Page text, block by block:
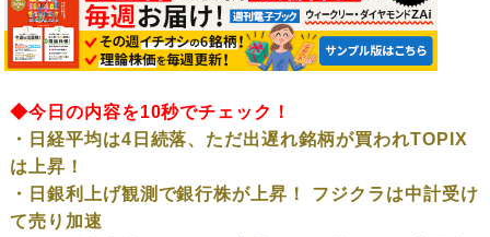
◆今日の内容を10秒でチェック！
・日経平均は4日続落、ただ出遅れ銘柄が買われTOPIX
は上昇！
・日銀利上げ観測で銀行株が上昇！ フジクラは中計受け
て売り加速